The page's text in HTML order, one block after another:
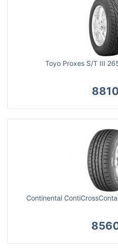
Toyo Proxes S/T III
8810
Continental